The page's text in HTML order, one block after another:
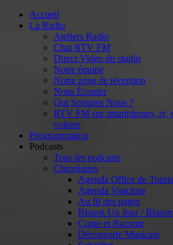
Accueil
La Radio
Ateliers Radio
Chat RTV FM
Direct Video du studio
Notre équipe
Notre zone de réception
Nous Écouter
Qui Sommes Nous ?
RTV FM sur smartphones, tv,
voiture
Programmation
Podcasts
Tous les podcasts
Chroniques
Agenda Office de
Agenda Vaucluse
Au fil des pages
Blason Un Jour /
Conte et Raconte
Découverte Musicale